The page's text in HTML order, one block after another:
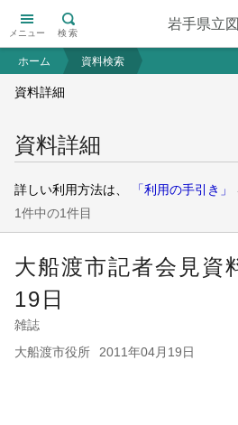
岩手県立
メニュー 検索
ホーム 資料検索
資料詳細
資料詳細
詳しい利用方法は、 「利用の手引き」
1件中の1件目
大船渡市記者会見資
19日
雑誌
大船渡市役所
2011年04月19日